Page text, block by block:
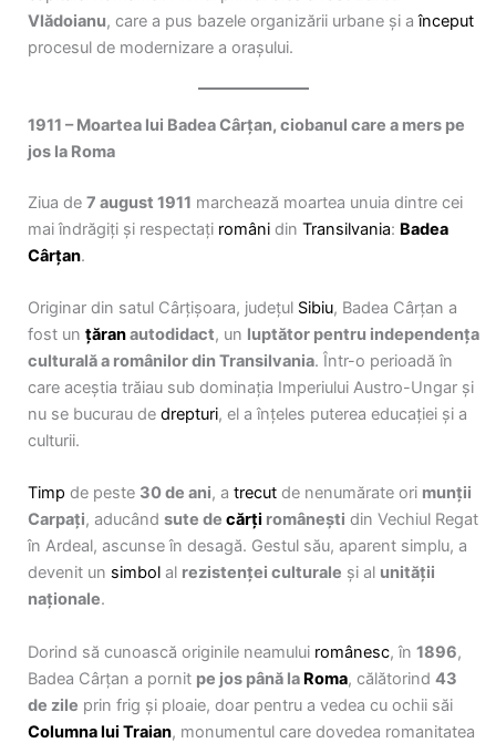
Vlădoianu, care a pus bazele organizării urbane și aînceput
procesul de modernizare a orașului.
1911 – Moartea lui Badea Cârțan, ciobanul care a mers pe
jos la Roma
Ziua de 7 august 1911 marchează moartea unuia dintre cei
mai îndrăgiți și respectați români din Transilvania: Badea
Cârțan.
Originar din satul Cârțișoara, județul Sibiu, Badea Cârțan a
fost un țăranautodidact, un luptător pentru independența
culturală a românilor din Transilvania. Într-o perioadă în
care aceștia trăiau sub dominația Imperiului Austro-Ungar și
nu se bucurau de drepturi, el a înțeles puterea educației și a
culturii.
Timp de peste 30 de ani, a trecut de nenumărate ori munții
Carpați, aducând sute de cărți românești din Vechiul Regat
în Ardeal, ascunse în desagă. Gestul său, aparent simplu, a
devenit un simbol al rezistenței culturale și al unității
naționale.
Dorind să cunoască originile neamului românesc, în 1896,
Badea Cârțan a pornit pe jos până la Roma, călătorind 43
de zile prin frig și ploaie, doar pentru a vedea cu ochii săi
Columna lui Traian, monumentul care dovedea romanitatea